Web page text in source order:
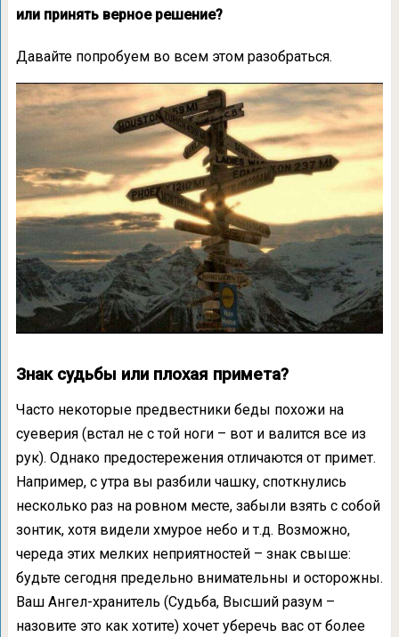
или принять верное решение?
Давайте попробуем во всем этом разобраться.
Знак судьбы или плохая примета?
Часто некоторые предвестники беды похожи на
суеверия (встал не с той ноги – вот и валится все из
рук). Однако предостережения отличаются от примет.
Например, с утра вы разбили чашку, споткнулись
несколько раз на ровном месте, забыли взять с собой
зонтик, хотя видели хмурое небо и т.д. Возможно,
череда этих мелких неприятностей – знак свыше:
будьте сегодня предельно внимательны и осторожны.
Ваш Ангел-хранитель (Судьба, Высший разум –
назовите это как хотите) хочет уберечь вас от более